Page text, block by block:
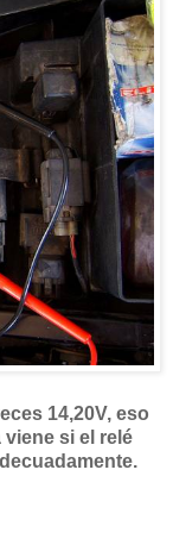
14,20V, eso
si el relé